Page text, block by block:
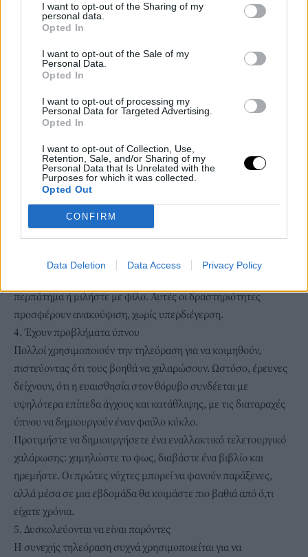
I want to opt-out of the Sharing of my
personal data.
Opted In
I want to opt-out of the Sale of my
Personal Data.
Opted In
I want to opt-out of processing my
Personal Data for Targeted Advertising.
Opted In
I want to opt-out of Collection, Use,
Retention, Sale, and/or Sharing of my
Personal Data that Is Unrelated with the
Purposes for which it was collected.
Opted Out
CONFIRM
Data Deletion Data Access Privacy Policy
Ωστόσο, ενώ προσφέρει προσωρινή ανακούφιση, σπάνια
αντιμετωπίζει τα πραγματικά προβλήματα. Ο συνεχής
ερεθισμός μπορεί να εμποδίσει την ανάπτυξη πιο υγιών τρόπων
αντιμετώπισης.
περπάτημα ή μιλήστε με φίλο. Αυτές οι δραστηριότητες
προσφέρουν ανακούφιση, χωρίς υπερδιέγερση.
4. Έχουν προβλήματα ύπνου
Πολλοί χρησιμοποιούν την τηλεόραση για να κοιμηθούν,
πιστεύοντας ότι τους βοηθά να χαλαρώσουν. Ωστόσο, έρευνες
δείχνουν, ότι η ευαισθησία στον θόρυβο συνδέεται με
υψηλότερα επίπεδα άγχους και κατάθλιψης, με τις διαταραχές
ύπνου να δημιουργούν έναν φαύλο κύκλο.
Προτιμήστε να δημιουργήσετε ένα εναλλακτικό τελετουργικό
χαλάρωσης: χαμηλώστε το φως, διαβάστε ένα βιβλίο και
ηρεμήστε. Οι πρώτες νύχτες μπορεί να φανούν παράξενες,
αλλά μέσα σε μια εβδομάδα θα κοιμάστε πιο βαθιά από ό,τι
είχατε χρόνια.
5. Δυσκολεύονται να είναι παρόντες
Η συνεχής τηλεόραση συχνά χρησιμοποιείται για να